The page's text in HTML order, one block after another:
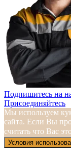
Подпишитесь на
Присоединяйтесь
Мы используем
сайта. Если Вы
считать что Вас
Условия